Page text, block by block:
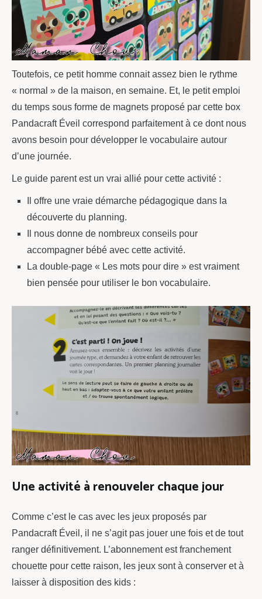
Toutefois, ce petit homme connait assez bien le rythme
« normal » de la maison, en semaine. Et, le petit emploi
du temps sous forme de magnets proposé par cette box
Pandacraft Éveil correspond parfaitement à ce dont nous
avons besoin pour développer le vocabulaire autour
d’une journée.
Le guide parent est un vrai allié pour cette activité :
Il offre une vraie démarche pédagogique dans la
découverte du planning.
Il nous donne de nombreux conseils pour
accompagner bébé avec cette activité.
La double-page « Les mots pour dire » est vraiment
bien pensée pour utiliser le bon vocabulaire.
Une activité à renouveler chaque jour
Comme c’est le cas avec les jeux proposés par
Pandacraft Éveil, il ne s’agit pas jouer une fois et de tout
ranger définitivement. L’abonnement est franchement
chouette pour cette raison, les jeux sont à conserver et à
laisser à disposition des kids :